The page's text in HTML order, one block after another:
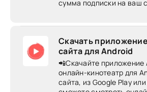
сумма подписки на ваш
Скачать
сайта для Android
📲Скачайте приложение
онлайн-кинотеатр для
сайта, из Google Play